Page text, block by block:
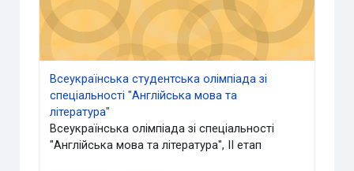
Всеукраїнська студентська олімпіада зі
спеціальності "Англійська мова та
література"
Всеукраїнська олімпіада зі спеціальності
"Англійська мова та література", ІІ етап